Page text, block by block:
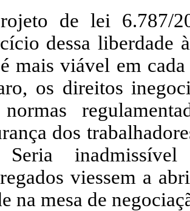
de lei 6.787/
dessa liberdade
mais viável em
os direitos
dos
viessem a
na mesa de